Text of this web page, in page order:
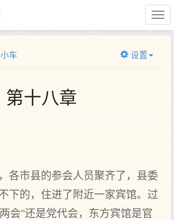
车 设置
第十八章
各市县的参会人员聚齐了，县委
下的，住进了附近一家宾馆。过
会"还是党代会，东方宾馆是官